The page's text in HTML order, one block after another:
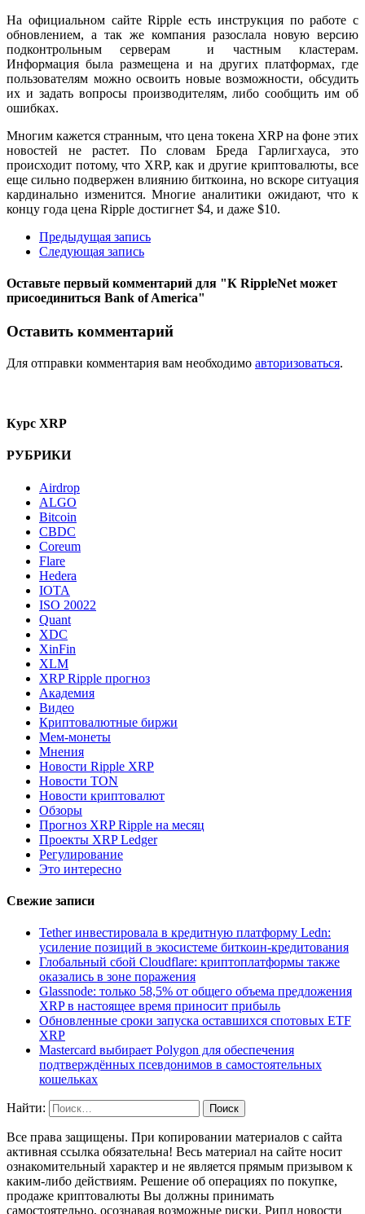
На официальном сайте Ripple есть инструкция по работе с
обновлением, а так же компания разослала новую версию
подконтрольным серверам и частным кластерам.
Информация была размещена и на других платформах, где
пользователям можно освоить новые возможности, обсудить
их и задать вопросы производителям, либо сообщить им об
ошибках.
Многим кажется странным, что цена токена XRP на фоне этих
новостей не растет. По словам Бреда Гарлигхауса, это
происходит потому, что XRP, как и другие криптовалюты, все
еще сильно подвержен влиянию биткоина, но вскоре ситуация
кардинально изменится. Многие аналитики ожидают, что к
концу года цена Ripple достигнет $4, и даже $10.
Предыдущая запись
Следующая запись
Оставьте первый комментарий для "К RippleNet может
присоединиться Bank of America"
Оставить комментарий
Для отправки комментария вам необходимо авторизоваться.
Курс XRP
РУБРИКИ
Airdrop
ALGO
Bitcoin
CBDC
Coreum
Flare
Hedera
IOTA
ISO 20022
Quant
XDC
XinFin
XLM
XRP Ripple прогноз
Академия
Видео
Криптовалютные биржи
Мем-монеты
Мнения
Новости Ripple XRP
Новости TON
Новости криптовалют
Обзоры
Прогноз XRP Ripple на месяц
Проекты XRP Ledger
Регулирование
Это интересно
Свежие записи
Tether инвестировала в кредитную платформу Ledn:
усиление позиций в экосистеме биткоин-кредитования
Глобальный сбой Cloudflare: криптоплатформы также
оказались в зоне поражения
Glassnode: только 58,5% от общего объема предложения
XRP в настоящее время приносит прибыль
Обновленные сроки запуска оставшихся спотовых ETF
XRP
Mastercard выбирает Polygon для обеспечения
подтверждённых псевдонимов в самостоятельных
кошельках
Найти:
Все права защищены. При копировании материалов с сайта
активная ссылка обязательна! Весь материал на сайте носит
ознакомительный характер и не является прямым призывом к
каким-либо действиям. Решение об операциях по покупке,
продаже криптовалюты Вы должны принимать
самостоятельно, осознавая возможные риски. Рипл новости